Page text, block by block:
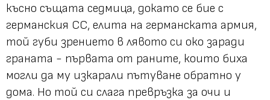
късно същата седмица, докато се бие с
германския СС, елита на германската армия,
той губи зрението в лявото си око заради
граната - първата от раните, които биха
могли да му изкарали пътуване обратно у
дома. Но той си слага превръзка за очи и